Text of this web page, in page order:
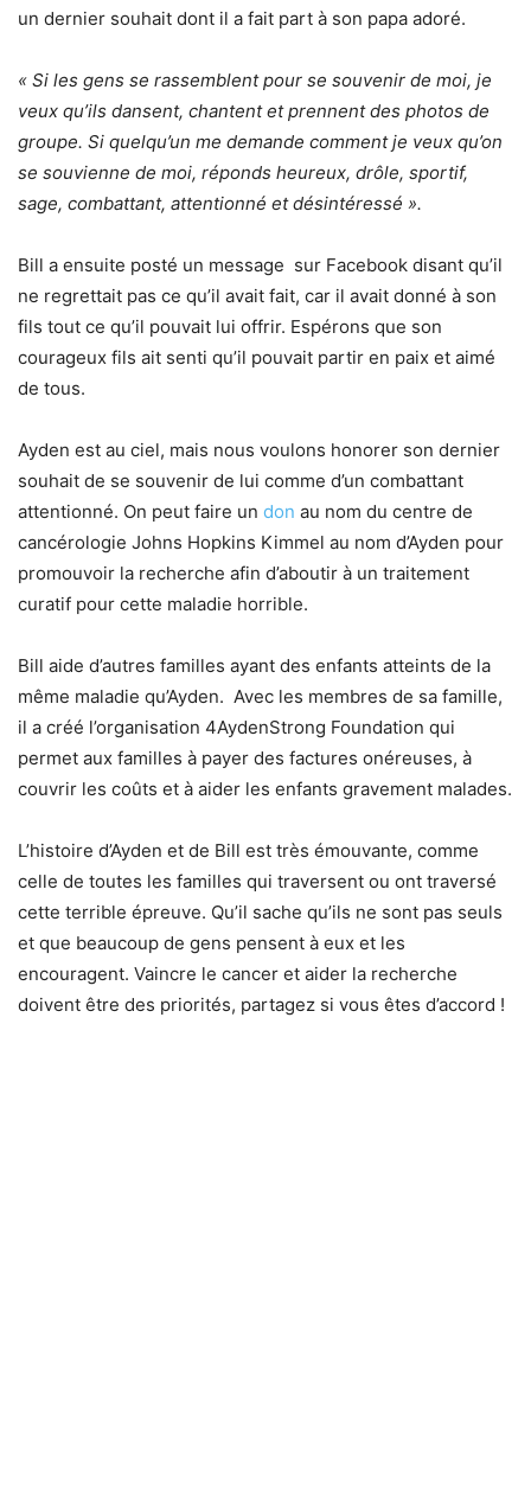
un dernier souhait dont il a fait part à son papa adoré.
« Si les gens se rassemblent pour se souvenir de moi, je
veux qu’ils dansent, chantent et prennent des photos de
groupe. Si quelqu’un me demande comment je veux qu’on
se souvienne de moi, réponds heureux, drôle, sportif,
sage, combattant, attentionné et désintéressé ».
Bill a ensuite posté un message sur Facebook disant qu’il
ne regrettait pas ce qu’il avait fait, car il avait donné à son
fils tout ce qu’il pouvait lui offrir. Espérons que son
courageux fils ait senti qu’il pouvait partir en paix et aimé
de tous.
Ayden est au ciel, mais nous voulons honorer son dernier
souhait de se souvenir de lui comme d’un combattant
attentionné. On peut faire un don au nom du centre de
cancérologie Johns Hopkins Kimmel au nom d’Ayden pour
promouvoir la recherche afin d’aboutir à un traitement
curatif pour cette maladie horrible.
Bill aide d’autres familles ayant des enfants atteints de la
même maladie qu’Ayden. Avec les membres de sa famille,
il a créé l’organisation 4AydenStrong Foundation qui
permet aux familles à payer des factures onéreuses, à
couvrir les coûts et à aider les enfants gravement malades.
L’histoire d’Ayden et de Bill est très émouvante, comme
celle de toutes les familles qui traversent ou ont traversé
cette terrible épreuve. Qu’il sache qu’ils ne sont pas seuls
et que beaucoup de gens pensent à eux et les
encouragent. Vaincre le cancer et aider la recherche
doivent être des priorités, partagez si vous êtes d’accord !